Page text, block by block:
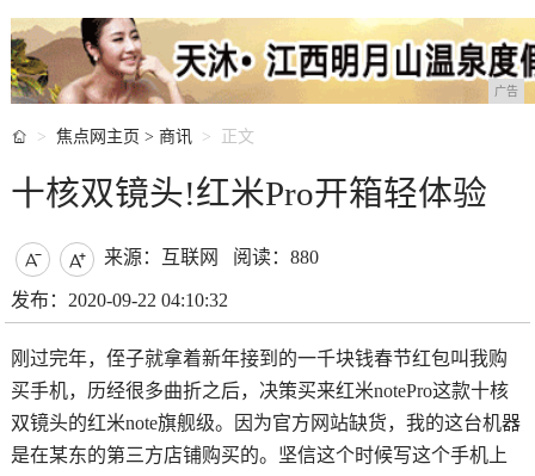
广告
 焦点网主页 > 商讯 正文
十核双镜头!红米Pro开箱轻体验
  来源：互联网 阅读：880
发布：2020-09-22 04:10:32
刚过完年，侄子就拿着新年接到的一千块钱春节红包叫我购
买手机，历经很多曲折之后，决策买来红米notePro这款十核
双镜头的红米note旗舰级。因为官方网站缺货，我的这台机器
是在某东的第三方店铺购买的。坚信这个时候写这个手机上